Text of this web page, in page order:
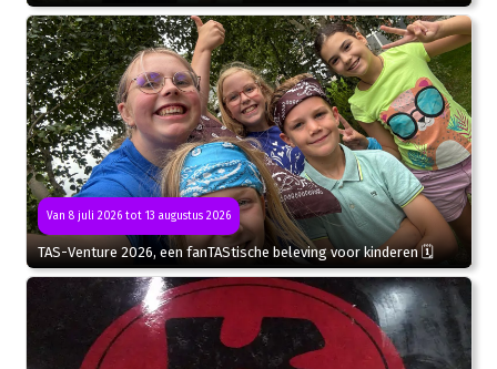
Van 8 juli 2026 tot 13 augustus 2026
TAS-Venture 2026, een fanTAStische beleving voor kinderen 🗓